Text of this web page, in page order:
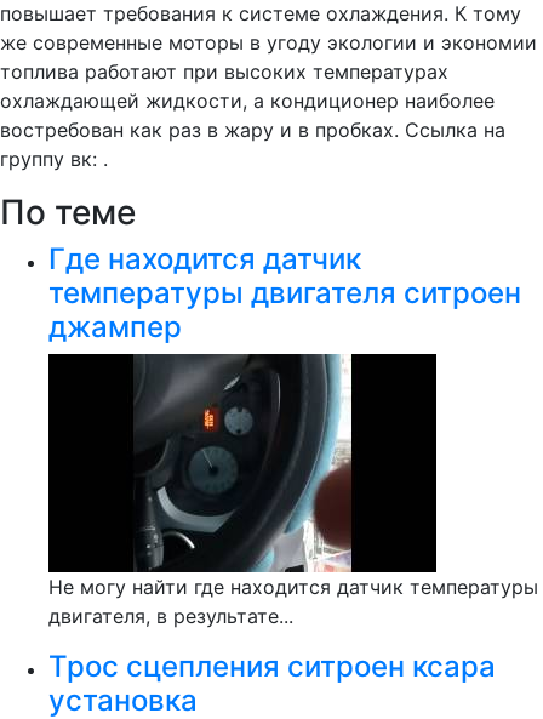
повышает требования к системе охлаждения. К тому
же современные моторы в угоду экологии и экономии
топлива работают при высоких температурах
охлаждающей жидкости, а кондиционер наиболее
востребован как раз в жару и в пробках. Ссылка на
группу вк: .
По теме
Где находится датчик
температуры двигателя ситроен
джампер
Не могу найти где находится датчик температуры
двигателя, в результате...
Трос сцепления ситроен ксара
установка